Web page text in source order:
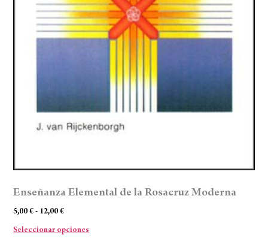
Enseñanza Elemental de la Rosacruz Moderna
5,00€ - 12,00€
Seleccionar opciones